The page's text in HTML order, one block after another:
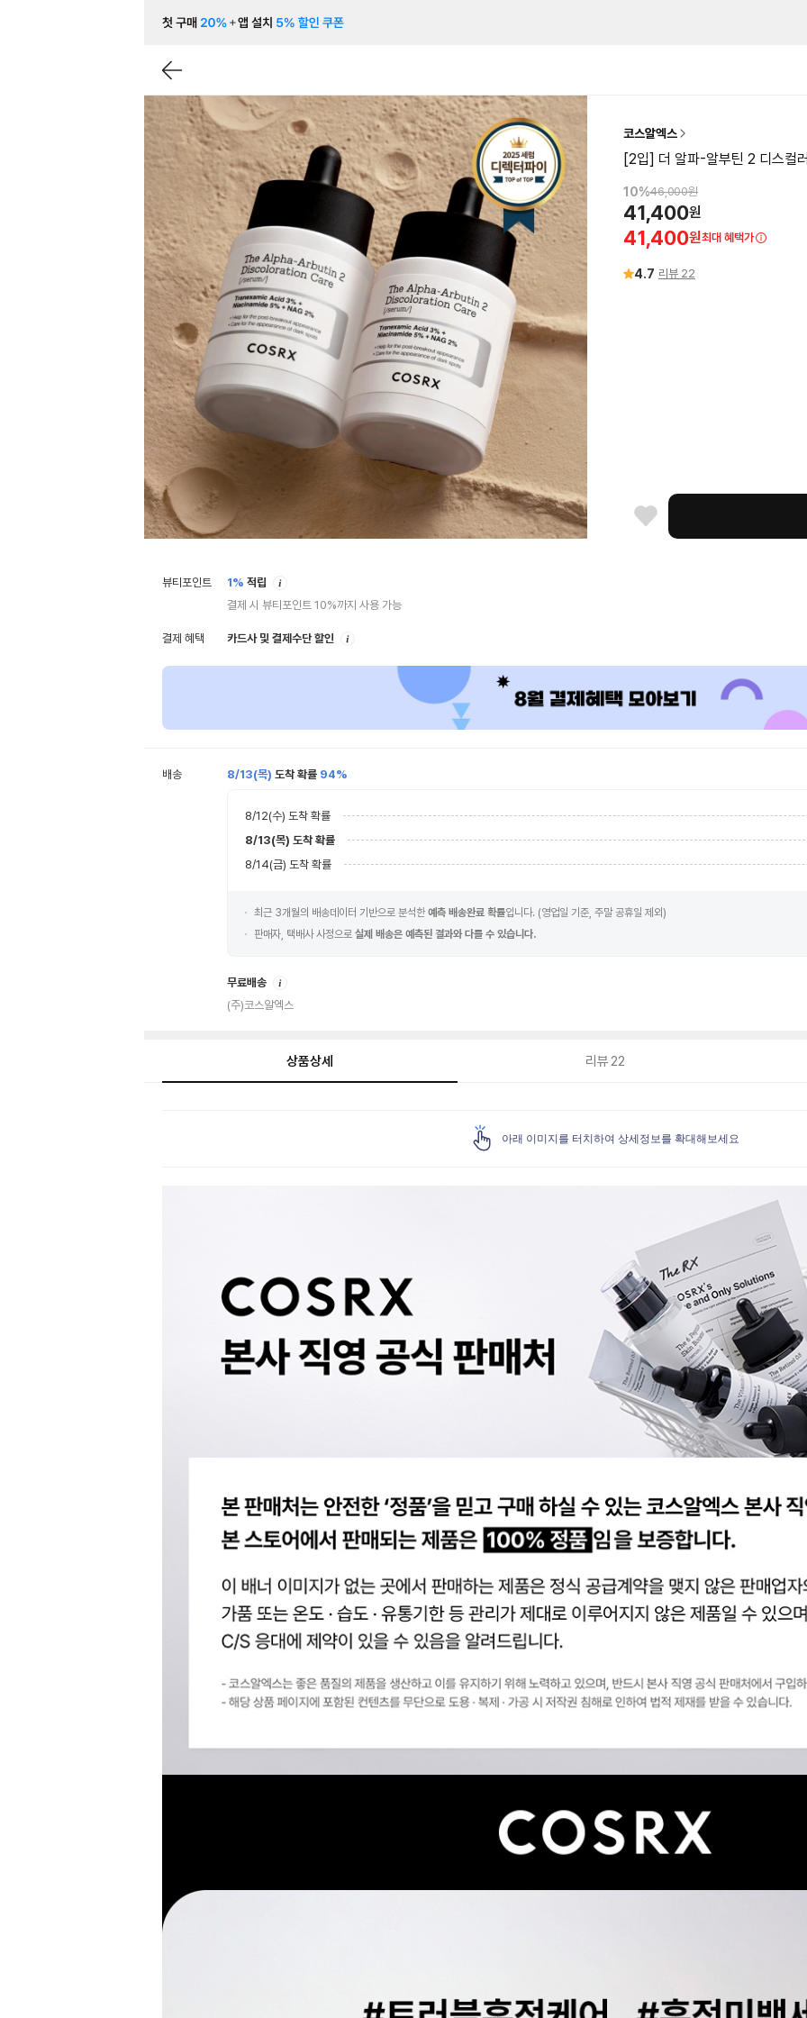
코스알엑스
[2입] 더 알파-알부틴 2 디스컬
10%46,000원
41,400원
41,400원최대 혜택가
4.7 리뷰 22
뷰티포인트 1% 적립
결제 시 뷰티포인트 10%까지 사용 가능
결제 혜택 카드사 및 결제수단 할인
배송 8/13(목) 도착 확률 94%
8/12(수) 도착 확률
8/13(목) 도착 확률
8/14(금) 도착 확률
최근 3개월의 배송데이터 기반으로 분석한 예측 배송완료 확률입니다. (영업일 기준, 주말 공휴일 제외)
판매자, 택배사 사정으로 실제 배송은 예측된 결과와 다를 수 있습니다.
무료배송
(주)코스알엑스
상품상세 리뷰22
아래 이미지를 터치하여 상세정보를 확대해보세요